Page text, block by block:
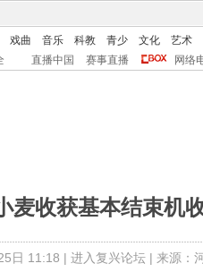
戏曲 音乐 科教 青少 文化
艺术
直播中国 赛事直播 网络
麦收获基本结束机
日 11:18 | 进入复兴论坛| 来源：